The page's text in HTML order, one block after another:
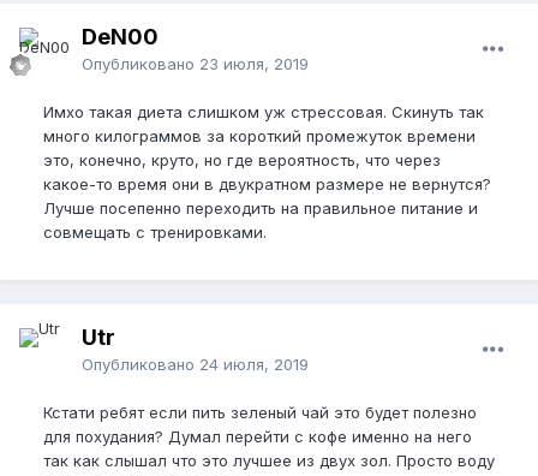
DeN00
Опубликовано 23 июля, 2019
Имхо такая диета слишком уж стрессовая. Скинуть так
много килограммов за короткий промежуток времени
это, конечно, круто, но где вероятность, что через
какое-то время они в двукратном размере не вернутся?
Лучше посепенно переходить на правильное питание и
совмещать с тренировками.
Utr
Опубликовано 24 июля, 2019
Кстати ребят если пить зеленый чай это будет полезно
для похудания? Думал перейти с кофе именно на него
так как слышал что это лучшее из двух зол. Просто воду